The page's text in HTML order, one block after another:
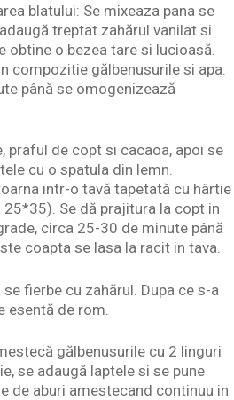
blatului: Se mixeaza pana se
treptat zahărul vanilat si
obtine o bezea tare si lucioasă.
compozitie gălbenusurile si apa.
până se omogenizează
praful de copt si cacaoa, apoi se
cu o spatula din lemn.
intr-o tavă tapetată cu hârtie
Se dă prajitura la copt in
circa 25-30 de minute până
coapta se lasa la racit in tava.
fierbe cu zahărul. Dupa ce s-a
esentă de rom.
gălbenusurile cu 2 linguri
se adaugă laptele si se pune
de aburi amestecand continuu in